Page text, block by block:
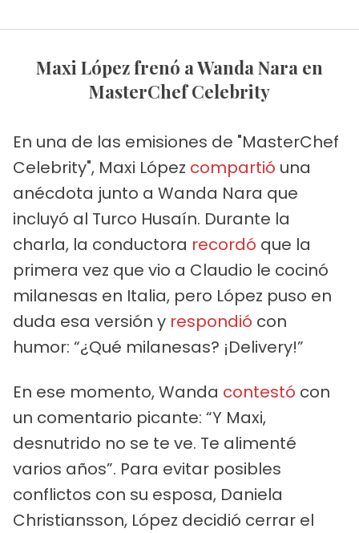
Maxi López frenó a Wanda Nara en
MasterChef Celebrity
En una de las emisiones de "MasterChef
Celebrity", Maxi López compartió una
anécdota junto a Wanda Nara que
incluyó al Turco Husaín. Durante la
charla, la conductora recordó que la
primera vez que vio a Claudio le cocinó
milanesas en Italia, pero López puso en
duda esa versión y respondió con
humor: “¿Qué milanesas? ¡Delivery!”
En ese momento, Wanda contestó con
un comentario picante: “Y Maxi,
desnutrido no se te ve. Te alimenté
varios años”. Para evitar posibles
conflictos con su esposa, Daniela
Christiansson, López decidió cerrar el